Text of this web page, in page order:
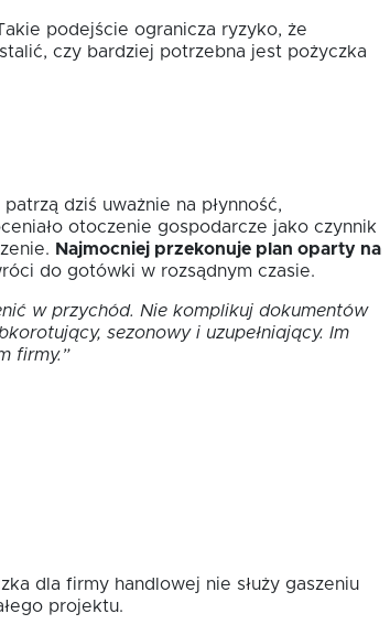
podejście ogranicza ryzyko, że
czy bardziej potrzebna jest pożyczka
dziś uważnie na płynność,
otoczenie gospodarcze jako czynnik
Najmocniej przekonuje plan oparty na
do gotówki w rozsądnym czasie.
w przychód. Nie komplikuj dokumentów
sezonowy i uzupełniający. Im
firmy.”
dla firmy handlowej nie służy gaszeniu
projektu.